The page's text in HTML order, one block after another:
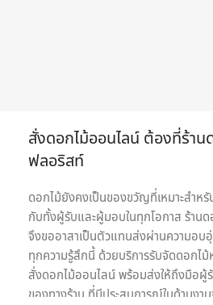
สั่งดอกไม้ออนไลน์ ต้องที่ร้าน
ฟลอริสท์
ดอกไม้ยังคงเป็นของขวัญที่เหมาะสำห
กับทั้งผู้รับและผู้มอบในทุกโอกาส ร้าน
จึงขออาสาเป็นตัวแทนส่งผ่านความอบ
ทุกความรู้สึกนี้ ด้วยบริการรับจัดดอกไ
สั่งดอกไม้ออนไลน์ พร้อมส่งให้ถึงมือผู้
ของทางร้าน ที่มีประสบการณ์ในด้านงา